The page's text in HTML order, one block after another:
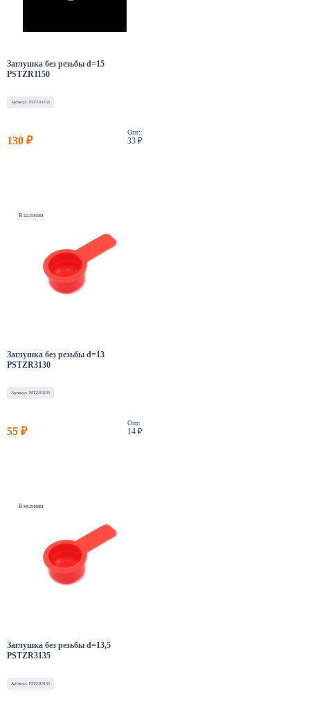
Заглушка без резьбы d=15
PSTZR1150
Артикул: PSTZR1150
130 ₽
Опт:
33 ₽
В наличии
Заглушка без резьбы d=13
PSTZR3130
Артикул: PSTZR3130
55 ₽
Опт:
14 ₽
В наличии
Заглушка без резьбы d=13,5
PSTZR3135
Артикул: PSTZR3135